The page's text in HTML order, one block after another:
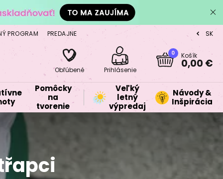
PROGRAM PREDAJNE CZ
SK
Obľúbené Prihlásenie
0 Košík
0,00 €
Pomôcky
na
tvorenie
Veľký
letný
výpredaj
Návody &
Inšpirácia